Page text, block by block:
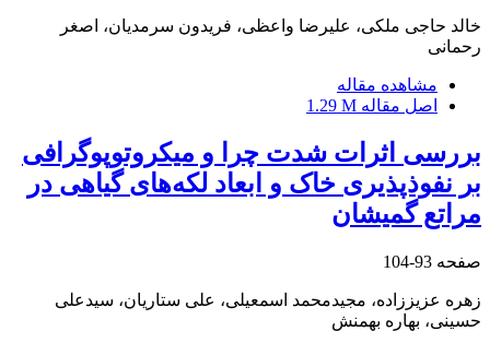
خالد حاجی ملکی، علیرضا واعظی، فریدون سرمدیان، اصغر
رحمانی
مشاهده مقاله
اصل مقاله 1.29 M
بررسی اثرات شدت چرا و میکروتوپوگرافی
بر نفوذپذیری خاک و ابعاد لکه‌های گیاهی در
مراتع گمیشان
صفحه 93-104
زهره عزیززاده، مجیدمحمد اسمعیلی، علی ستاریان، سیدعلی
حسینی، بهاره بهمنش